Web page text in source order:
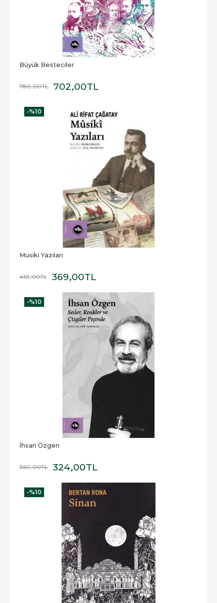
Büyük Besteciler
780,00TL 702,00TL
-%10
Musiki Yazıları
410,00TL 369,00TL
-%10
İhsan Özgen
360,00TL 324,00TL
-%10